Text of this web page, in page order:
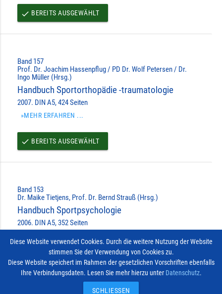
done BEREITS AUSGEWÄHLT
Band 157
Prof. Dr. Joachim Hassenpflug / PD Dr. Wolf Petersen / Dr.
Ingo Müller (Hrsg.)
Handbuch Sportorthopädie -traumatologie
2007. DIN A5, 424 Seiten
»MEHR ERFAHREN ...
done BEREITS AUSGEWÄHLT
Band 153
Dr. Maike Tietjens, Prof. Dr. Bernd Strauß (Hrsg.)
Handbuch Sportpsychologie
2006. DIN A5, 352 Seiten
doneBEREITS AUSGEWÄHLT
Vertrag widerrufen © 2026
Diese Website verwendet Cookies. Durch die weitere Nutzung der Website
stimmen Sie der Verwendung von Cookies zu.
Diese Website speichert im Rahmen der gesetzlichen Vorschriften ebenfalls
Ihre Verbindungsdaten. Lesen Sie mehr hierzu unter Datenschutz.
SCHLIESSEN